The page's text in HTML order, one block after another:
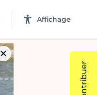
Affichage
Contribuer